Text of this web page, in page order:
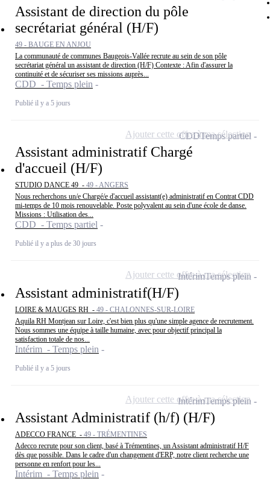
Assistant de direction du pôle
secrétariat général (H/F)
49 - BAUGE EN ANJOU
La communauté de communes Baugeois-Vallée recrute au sein de son pôle
secrétariat général un assistant de direction (H/F) Contexte : Afin d'assurer la
continuité et de sécuriser ses missions auprès...
CDD - Temps plein
Publié il y a 5 jours
Assistant administratif Chargé
d'accueil (H/F)
STUDIO DANCE 49 - 49 - ANGERS
Nous recherchons un/e Chargé/e d'accueil assistant(e) administratif en Contrat CDD
mi-temps de 10 mois renouvelable. Poste polyvalent au sein d'une école de danse.
Missions : Utilisation des...
CDD - Temps partiel
Publié il y a plus de 30 jours
CDDTemps partiel
Ajouter cette offre à ma sélection
Assistant administratif(H/F)
LOIRE & MAUGES RH - 49 - CHALONNES-SUR-LOIRE
Aquila RH Montjean sur Loire, c'est bien plus qu'une simple agence de recrutement.
Nous sommes une équipe à taille humaine, avec pour objectif principal la
satisfaction totale de nos...
Intérim - Temps plein
Publié il y a 5 jours
IntérimTemps plein
Ajouter cette offre à ma sélection
Assistant Administratif (h/f) (H/F)
ADECCO FRANCE - 49 - TRÉMENTINES
Adecco recrute pour son client, basé à Trémentines, un Assistant administratif H/F
dès que possible. Dans le cadre d'un changement d'ERP, notre client recherche une
personne en renfort pour les...
Intérim - Temps plein
IntérimTemps plein
Ajouter cette offre à ma sélection